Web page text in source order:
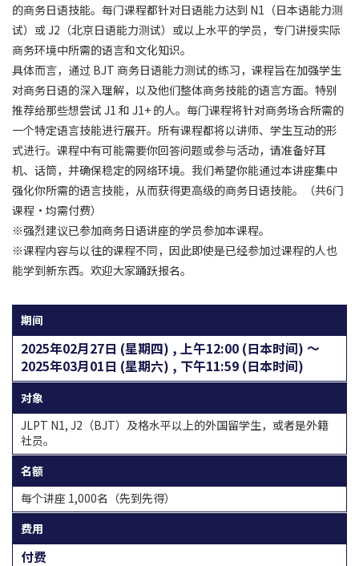
的商务日语技能。每门课程都针对日语能力达到 N1（日本语能力测
试）或 J2（北京日语能力测试）或以上水平的学员，专门讲授实际
商务环境中所需的语言和文化知识。
具体而言，通过 BJT 商务日语能力测试的练习，课程旨在加强学生
对商务日语的深入理解，以及他们整体商务技能的语言方面。特别
推荐给那些想尝试 J1 和 J1+ 的人。每门课程将针对商务场合所需的
一个特定语言技能进行展开。所有课程都将以讲师、学生互动的形
式进行。课程中有可能需要你回答问题或参与活动，请准备好耳
机、话筒，并确保稳定的网络环境。我们希望你能通过本讲座集中
强化你所需的语言技能，从而获得更高级的商务日语技能。（共6门
课程・均需付费）
※强烈建议已参加商务日语讲座的学员参加本课程。
※课程内容与以往的课程不同，因此即使是已经参加过课程的人也
能学到新东西。欢迎大家踊跃报名。
期间
2025年02月27日 (星期四) , 上午12:00 (日本时间) 〜
2025年03月01日 (星期六) , 下午11:59 (日本时间)
对象
JLPT N1, J2（BJT）及格水平以上的外国留学生，或者是外籍
社员。
名额
每个讲座 1,000名（先到先得）
费用
付费